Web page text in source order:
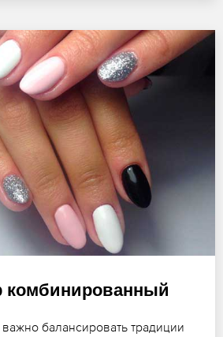
комбинированный
балансировать традиции